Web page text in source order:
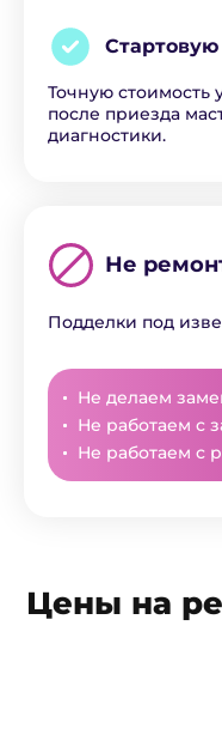
Стартовую
Точную стоимость
после приезда
диагностики.
Не
Подделки под
Не делаем
Не работаем с
Не работаем с
Цены на